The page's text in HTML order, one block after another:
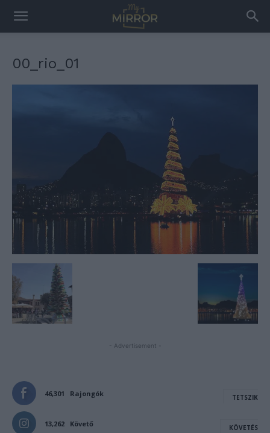
00_rio_01
- Advertisement -
46,301 Rajongók TETSZIK
13,262 Követő KÖVETÉS